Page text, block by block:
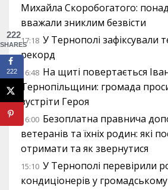
Михайла Скоробогатого:
вважали зниклим безвісти
17:18 У Тернополі зафіксували
рекорд
16:48 На щиті повертається
Тернопільщини: громада
зустріти Героя
16:00 Безоплатна правнича
ветеранів та їхніх родин: які
отримати та як звернутися
15:10 У Тернополі перевірили
кондиціонерів у
222
SHARES
222